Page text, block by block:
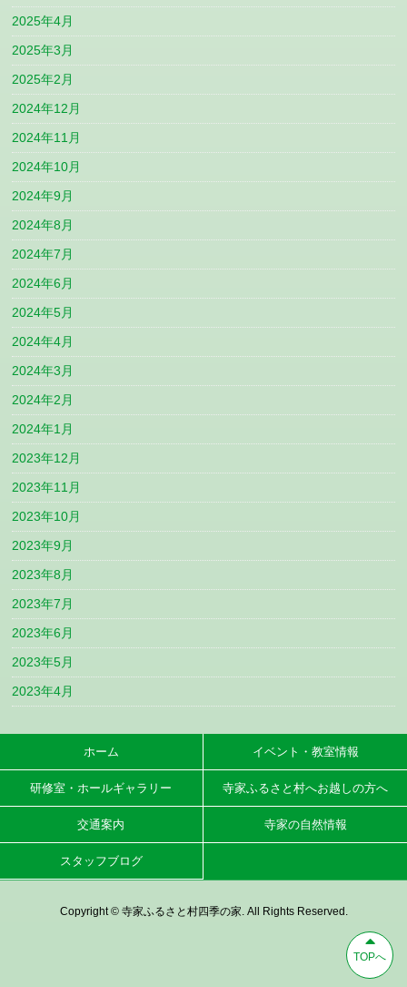
2025年4月
2025年3月
2025年2月
2024年12月
2024年11月
2024年10月
2024年9月
2024年8月
2024年7月
2024年6月
2024年5月
2024年4月
2024年3月
2024年2月
2024年1月
2023年12月
2023年11月
2023年10月
2023年9月
2023年8月
2023年7月
2023年6月
2023年5月
2023年4月
TOPへ
ホーム イベント・教室情報
研修室・ホールギャラリー 寺家ふるさと村へお越しの方へ
交通案内 寺家の自然情報
スタッフブログ
Copyright © 寺家ふるさと村四季の家. All Rights Reserved.